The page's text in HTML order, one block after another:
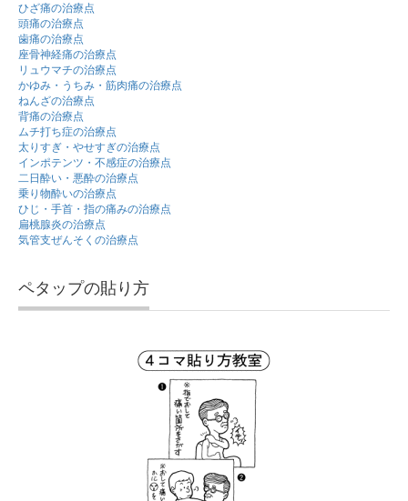
ひざ痛の治療点
頭痛の治療点
歯痛の治療点
座骨神経痛の治療点
リュウマチの治療点
かゆみ・うちみ・筋肉痛の治療点
ねんざの治療点
背痛の治療点
ムチ打ち症の治療点
太りすぎ・やせすぎの治療点
インポテンツ・不感症の治療点
二日酔い・悪酔の治療点
乗り物酔いの治療点
ひじ・手首・指の痛みの治療点
扁桃腺炎の治療点
気管支ぜんそくの治療点
ペタップの貼り方